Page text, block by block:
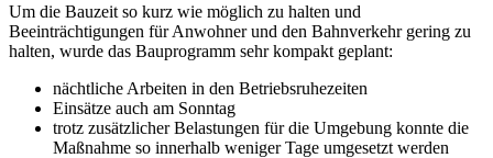
Um die Bauzeit so kurz wie möglich zu halten und
Beeinträchtigungen für Anwohner und den Bahnverkehr gering zu
halten, wurde das Bauprogramm sehr kompakt geplant:
nächtliche Arbeiten in den Betriebsruhezeiten
Einsätze auch am Sonntag
trotz zusätzlicher Belastungen für die Umgebung konnte die
Maßnahme so innerhalb weniger Tage umgesetzt werden